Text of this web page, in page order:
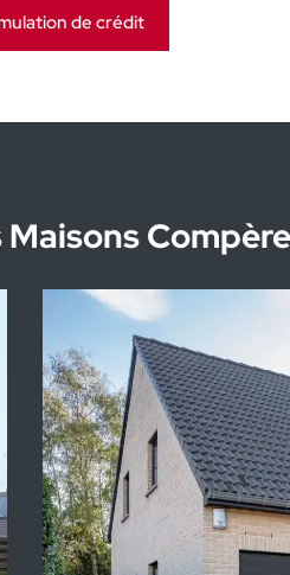
de crédit
Compère